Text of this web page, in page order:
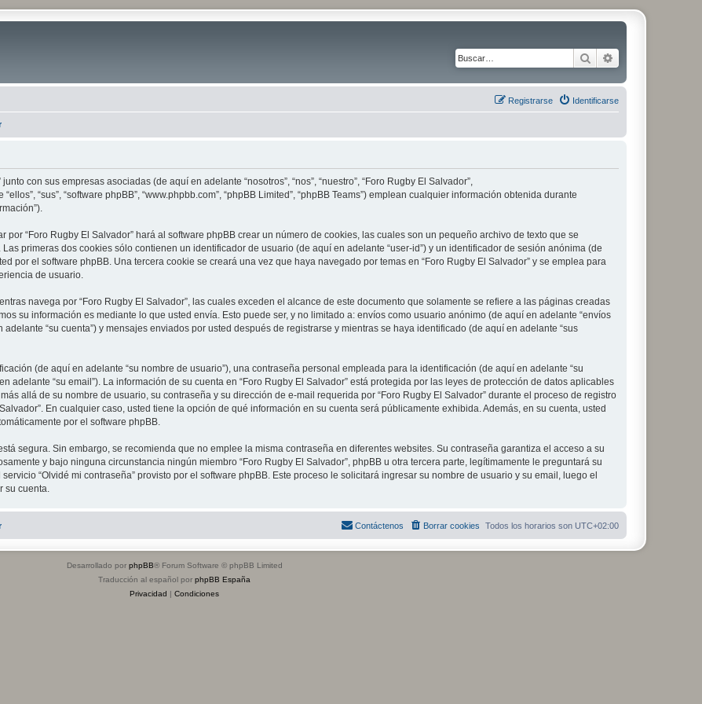
Buscar
Identificarse
Registrarse
con sus empresas asociadas (de aquí en adelante “nosotros”, “nos”, “nuestro”, “Foro Rugby El Salvador”,
“sus”, “software phpBB”, “www.phpbb.com”, “phpBB Limited”, “phpBB Teams”) emplean cualquier información obtenida durante
“Foro Rugby El Salvador” hará al software phpBB crear un número de cookies, las cuales son un pequeño archivo de texto que se
primeras dos cookies sólo contienen un identificador de usuario (de aquí en adelante “user-id”) y un identificador de sesión anónima (de
por el software phpBB. Una tercera cookie se creará una vez que haya navegado por temas en “Foro Rugby El Salvador” y se emplea para
de usuario.
navega por “Foro Rugby El Salvador”, las cuales exceden el alcance de este documento que solamente se refiere a las páginas creadas
su información es mediante lo que usted envía. Esto puede ser, y no limitado a: envíos como usuario anónimo (de aquí en adelante “envíos
“su cuenta”) y mensajes enviados por usted después de registrarse y mientras se haya identificado (de aquí en adelante “sus
(de aquí en adelante “su nombre de usuario”), una contraseña personal empleada para la identificación (de aquí en adelante “su
adelante “su email”). La información de su cuenta en “Foro Rugby El Salvador” está protegida por las leyes de protección de datos aplicables
allá de su nombre de usuario, su contraseña y su dirección de e-mail requerida por “Foro Rugby El Salvador” durante el proceso de registro
En cualquier caso, usted tiene la opción de qué información en su cuenta será públicamente exhibida. Además, en su cuenta, usted
por el software phpBB.
segura. Sin embargo, se recomienda que no emplee la misma contraseña en diferentes websites. Su contraseña garantiza el acceso a su
y bajo ninguna circunstancia ningún miembro “Foro Rugby El Salvador”, phpBB u otra tercera parte, legítimamente le preguntará su
“Olvidé mi contraseña” provisto por el software phpBB. Este proceso le solicitará ingresar su nombre de usuario y su email, luego el
cuenta.
Todos los horarios son UTC+02:00
Borrar cookies
Contáctenos
Desarrollado por phpBB® Forum Software © phpBB Limited
Traducción al español por phpBB España
Privacidad | Condiciones